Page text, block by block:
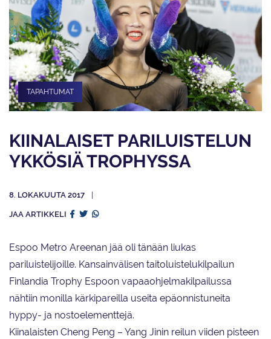
TAPAHTUMAT
KIINALAISET PARILUISTELUN
YKKÖSIÄ TROPHYSSA
8. LOKAKUUTA 2017
JAA ARTIKKELI
Espoo Metro Areenan jää oli tänään liukas
pariluistelijoille. Kansainvälisen taitoluistelukilpailun
Finlandia Trophy Espoon vapaaohjelmakilpailussa
nähtiin monilla kärkipareilla useita epäonnistuneita
hyppy- ja nostoelementtejä.
Kiinalaisten Cheng Peng – Yang Jinin reilun viiden pisteen